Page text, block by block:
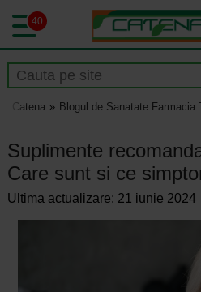
40
Catena Blogul de Sanatate Farmacia
Suplimente
Care sunt si ce
Ultima actualizare: 21 iunie 2024